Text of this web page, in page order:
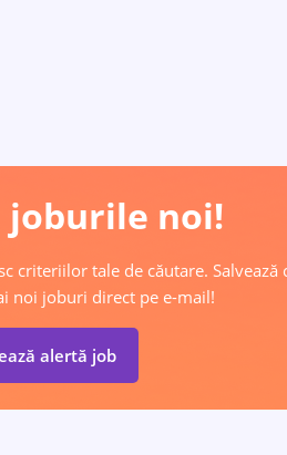
joburile noi!
criteriilor tale de căutare. Salvează
noi joburi direct pe e-mail!
alertă job